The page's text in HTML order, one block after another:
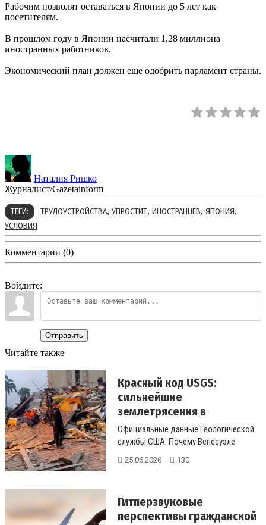
Рабочим позволят оставаться в Японии до 5 лет как
посетителям.
В прошлом году в Японии насчитали 1,28 миллиона
иностранных работников.
Экономический план должен еще одобрить парламент страны.
Наталия Ришко
Журналист/Gazetainform
ТЕГИ: ТРУДОУСТРОЙСТВА, УПРОСТИТ, ИНОСТРАНЦЕВ, ЯПОНИЯ,
УСЛОВИЯ
Комментарии (0)
Войдите:
Отправить
Читайте также
Красный код USGS:
сильнейшие
землетрясения в
Венесуэле и Японии с...
Официальные данные Геологической
службы США. Почему Венесуэле
присвоен «красный» код опа...
25.06.2026 130
Гитперзвуковые
перспективы гражданской